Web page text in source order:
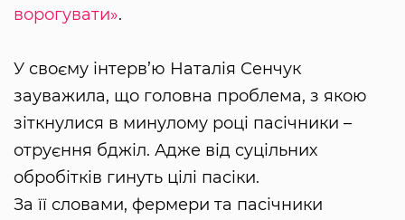
ворогувати».
У своєму інтерв’ю Наталія Сенчук
зауважила, що головна проблема, з якою
зіткнулися в минулому році пасічники –
отруєння бджіл. Адже від суцільних
обробітків гинуть цілі пасіки.
За її словами, фермери та пасічники